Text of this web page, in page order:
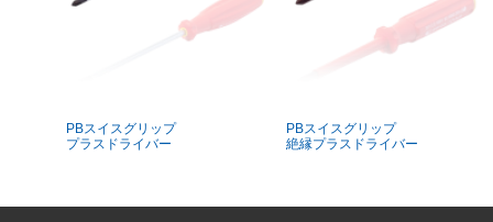
PBスイスグリップ
プラスドライバー
PBスイスグリップ
絶縁プラスドライバー